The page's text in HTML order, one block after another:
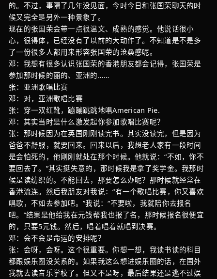
的。不过，事隔了几年没见面，今时今日和张国荣聊天的时
候又完全是另外一种景象了。
现在的张国荣会带一点很温文、成熟的感觉。他说话很小
心，很得体，已经没有了以前的大动作了。不知道是不是多
了一份很多人都用来形容张国荣的沧桑感呢。
邓：我想有很多认识张国荣的香港朋友都会记得，张国荣是
参加那时候的丽的、亚洲的……
张：亚洲歌唱比赛
邓：对，亚洲歌唱比赛
张：穿一双红靴，蹦蹦跳跳地唱American Pie.
邓：其实当时是什么激发起你参加歌唱比赛呢？
张：那时候因为在英国刚刚读完书。其实没读完，但是因为
爸爸不舒服，就要回来。回来以后，我想老人家有一段时间
是会怕死的，他刚刚就处在那个时候。他就说：“不如，你不
要回去了。”其实挺失意的，那时候我是拿了奖学金。我那时
候是读纺织的。不能回去，那要怎么办呢？那时候就经常在
香港流连。然后我朋友对我说：“有一个歌唱比赛，你又喜欢
唱歌，不如去参加吧。”我说：“不要啦，我就陪你去报名
吧。”结果是他给我在元钱帮我也报了名，那时候报名很便宜
的，只要5元钱。然后，唱着唱着就唱到决赛。
邓：会不会是命运的安排呢？
张：会呀，会呀。这个很重要。你想一想，我读书读的科目
都跟娱乐圈没关系的。如果我这么想进娱乐圈的话，在国外
我就去读音乐学校了。但又不是呀，最后结果还是逃不过娱